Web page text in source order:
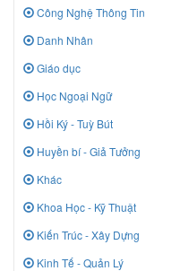
Công Nghệ Thông Tin
Danh Nhân
Giáo dục
Học Ngoại Ngữ
Hồi Ký - Tuỳ Bút
Huyền bí - Giả Tưởng
Khác
Khoa Học - Kỹ Thuật
Kiến Trúc - Xây Dựng
Kinh Tế - Quản Lý